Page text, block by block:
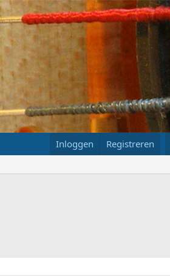
Inloggen Registreren